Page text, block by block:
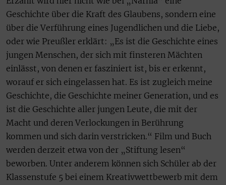
Geschichte über die Kraft des Glaubens, sondern eine
über die Verführung eines Jugendlichen und die Liebe,
oder wie Preußler erklärt: „Es ist die Geschichte eines
jungen Menschen, der sich mit finsteren Mächten
einlässt, von denen er fasziniert ist, bis er erkennt,
worauf er sich eingelassen hat. Es ist zugleich meine
Geschichte, die Geschichte meiner Generation, und es
ist die Geschichte aller jungen Leute, die mit der
Macht und deren Verlockungen in Berührung
kommen und sich darin verstricken.“ Film und Buch
werden derzeit etwa von der „Stiftung lesen“
beworben. Unter anderem können sich Schüler ab der
Klassenstufe 5 bei einem Kreativwettbewerb mit dem